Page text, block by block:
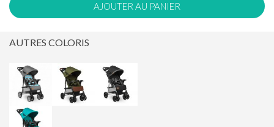
AJOUTER AU PANIER
AUTRES COLORIS